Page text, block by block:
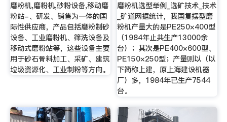
磨粉机,磨粉机,砂粉设备,移动磨
粉站-、研发、销售为一体的国
际性供应商，产品包括磨粉制砂
设备、工业磨粉机、筛洗设备及
移动式磨粉站等，这些设备主要
用于砂石骨料加工、采矿、建筑
垃圾资源化、工业制粉等方向。
磨粉机选型举例_选矿技术_技术
_矿道网据统计，我国复摆型磨
粉机产量大的是PE250×400型
（1984年止共生产13000余
台）；其次是PE400×600型、
PE150×250型；产量则以（以
下简称上建，原上海建设机器
厂）多，1984年已生产7544
台。